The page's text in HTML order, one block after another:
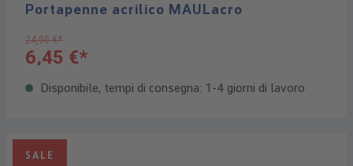
Portapenne acrilico MAULacro
24,95 €*
6,45 €*
Disponibile, tempi di consegna: 1-4 giorni di lavoro
SALE